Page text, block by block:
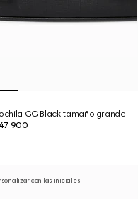
GG Black tamaño grande
900
con las iniciales